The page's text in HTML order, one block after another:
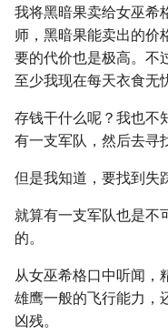
我将黑暗果卖给女巫希
师，黑暗果能卖出的价
要的代价也是极高。不
至少我现在每天衣食无
存钱干什么呢？我也不
有一支军队，然后去寻
但是我知道，要找到失
就算有一支军队也是不
的。
从女巫希格口中听闻，
雄鹰一般的飞行能力，
凶残。